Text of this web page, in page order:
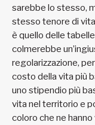
sarebbe lo stesso,
stesso tenore di
è quello delle
colmerebbe
regolarizzazione,
costo della vita più
uno stipendio più
vita nel territorio e
coloro che ne